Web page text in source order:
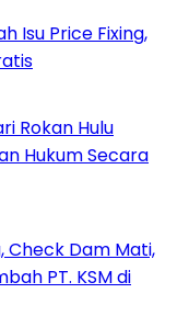
Isu Price Fixing,
Rokan Hulu
Hukum Secara
Check Dam Mati,
PT. KSM di